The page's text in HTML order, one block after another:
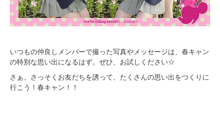
いつもの仲良しメンバーで撮った写真やメッセージは、春キャン
の特別な思い出になるはず。ぜひ、お試しください☆
さぁ、さっそくお友だちを誘って、たくさんの思い出をつくりに
行こう！春キャン！！